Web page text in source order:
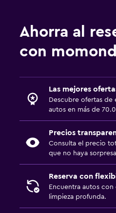
Ahorra al
con
Las mejores
Descubre ofertas de
autos en más de
Precios
Consulta el precio
que no haya
Reserva con
Encuentra autos
limpieza profunda.